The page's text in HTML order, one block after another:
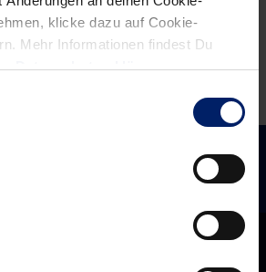
klicke dazu auf Cookie-
Mehr Informationen findest Du
Datenschutzerklärung.